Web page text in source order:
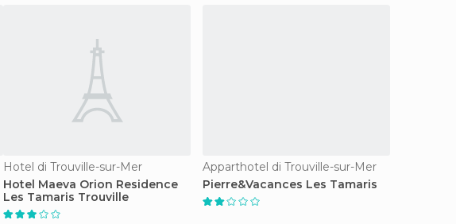
Hotel di Trouville-sur-Mer
Hotel Maeva Orion Residence
Les Tamaris Trouville
Apparthotel di Trouville-sur-Mer
Pierre&Vacances Les Tamaris